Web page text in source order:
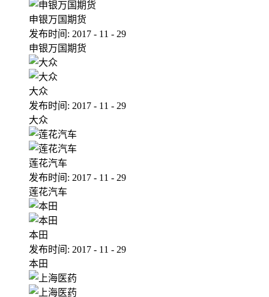
申银万国期货
发布时间: 2017 - 11 - 29
申银万国期货
大众
发布时间: 2017 - 11 - 29
大众
莲花汽车
发布时间: 2017 - 11 - 29
莲花汽车
本田
发布时间: 2017 - 11 - 29
本田